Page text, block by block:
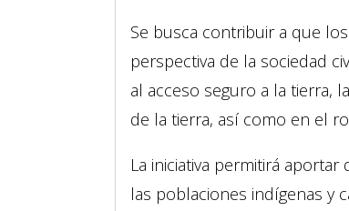
Se busca contribuir a que
perspectiva de la sociedad
al acceso seguro a la tierra,
de la tierra, así como en el
La iniciativa permitirá
las poblaciones indígenas y